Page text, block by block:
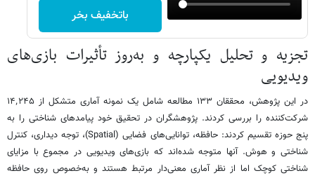
باتخفیف بخر
تجزیه و تحلیل یکپارچه و به‌روز تأثیرات بازی‌های
ویدیویی
در این پژوهش، محققان ۱۳۳ مطالعه شامل یک نمونه آماری متشکل از ۱۴٬۲۴۵
شرکت‌کننده را بررسی کردند. پژوهشگران در تحقیق خود پیامدهای شناختی را به
پنج حوزه تقسیم کردند: حافظه، توانایی‌های فضایی (Spatial)، توجه دیداری، کنترل
شناختی و هوش. آنها متوجه شده‌اند که بازی‌های ویدیویی در مجموع با مزایای
شناختی کوچک اما از نظر آماری معنی‌دار مرتبط هستند و به‌خصوص روی حافظه